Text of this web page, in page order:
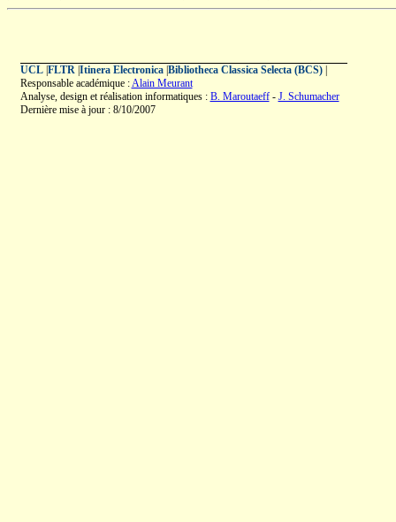
UCL| FLTR| Itinera Electronica| Bibliotheca Classica Selecta (BCS)|
Responsable académique :Alain Meurant
Analyse, design et réalisation informatiques : B. Maroutaeff- J. Schumacher
Dernière mise à jour : 8/10/2007